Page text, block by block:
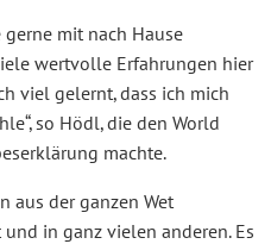
mit nach Hause
wertvolle Erfahrungen hier
viel gelernt, dass ich mich
so Hödl, die den World
machte.
aus der ganzen Wet
in ganz vielen anderen. Es